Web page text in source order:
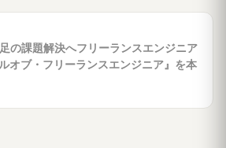
の課題解決へフリーランスエンジニア
オブ・フリーランスエンジニア』を本